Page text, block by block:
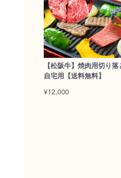
【松阪牛】焼肉用切り
自宅用【送料無料】
¥12,000